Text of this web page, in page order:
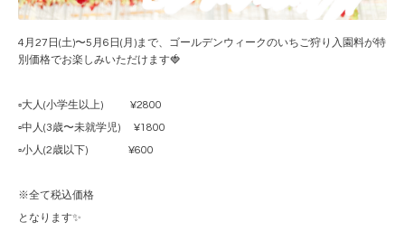
4月27日(土)〜5月6日(月)まで、ゴールデンウィークのいちご狩り入園料が特
別価格でお楽しみいただけます🍓
▫️大人(小学生以上) ¥2800
▫️中人(3歳〜未就学児) ¥1800
▫️小人(2歳以下) ¥600
※全て税込価格
となります✨